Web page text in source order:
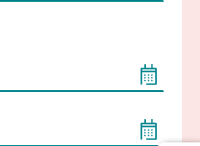
wenn mindestens 2 Zeichen